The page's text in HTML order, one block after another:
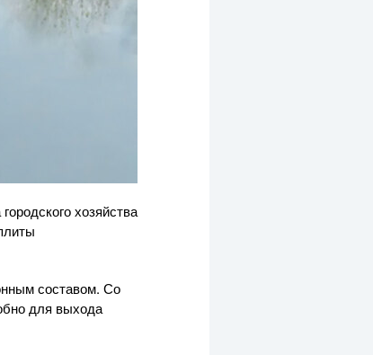
хозяйства
составом. Со
для выхода